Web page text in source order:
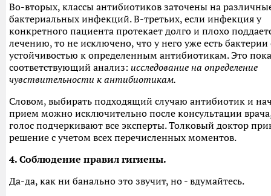
Во-вторых, классы антибиотиков заточены на
бактериальных инфекций. В-третьих, если инфекция у
конкретного пациента протекает долго и плохо
лечению, то не исключено, что у него уже есть бактерии
устойчивостью к определенным антибиотикам. Это
соответствующий анализ: исследование на определение
чувствительности к антибиотикам.
Словом, выбирать подходящий случаю антибиотик и
прием можно исключительно после консультации
голос подчеркивают все эксперты. Толковый доктор
решение с учетом всех перечисленных моментов.
4. Соблюдение правил гигиены.
Да-да, как ни банально это звучит, но - вдумайтесь.